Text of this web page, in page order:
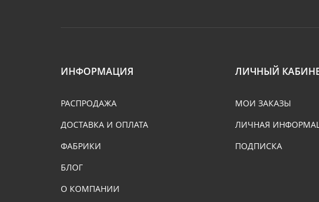
ИНФОРМАЦИЯ
РАСПРОДАЖА
ДОСТАВКА И ОПЛАТА
ФАБРИКИ
БЛОГ
О КОМПАНИИ
ЛИЧНЫЙ
МОИ ЗАКАЗЫ
ЛИЧНАЯ
ПОДПИСКА